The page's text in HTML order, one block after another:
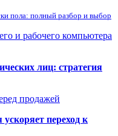
пола: полный разбор и выбор
и рабочего компьютера
лиц: стратегия
продажей
переход к